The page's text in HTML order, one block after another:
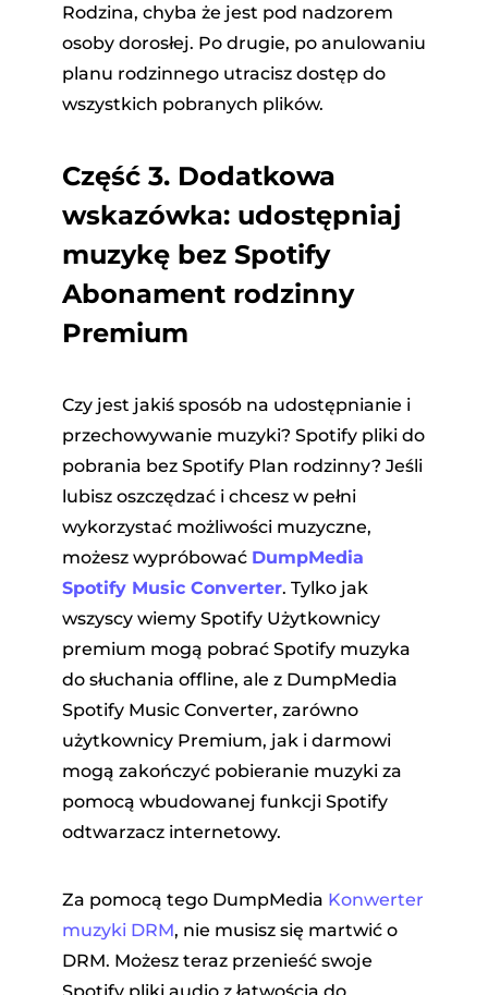
Rodzina, chyba że jest pod nadzorem
osoby dorosłej. Po drugie, po anulowaniu
planu rodzinnego utracisz dostęp do
wszystkich pobranych plików.
Część 3. Dodatkowa
wskazówka: udostępniaj
muzykę bez Spotify
Abonament rodzinny
Premium
Czy jest jakiś sposób na udostępnianie i
przechowywanie muzyki? Spotify pliki do
pobrania bez Spotify Plan rodzinny? Jeśli
lubisz oszczędzać i chcesz w pełni
wykorzystać możliwości muzyczne,
możesz wypróbować DumpMedia
Spotify Music Converter. Tylko jak
wszyscy wiemy Spotify Użytkownicy
premium mogą pobrać Spotify muzyka
do słuchania offline, ale z DumpMedia
Spotify Music Converter, zarówno
użytkownicy Premium, jak i darmowi
mogą zakończyć pobieranie muzyki za
pomocą wbudowanej funkcji Spotify
odtwarzacz internetowy.
Za pomocą tego DumpMedia Konwerter
muzyki DRM, nie musisz się martwić o
DRM. Możesz teraz przenieść swoje